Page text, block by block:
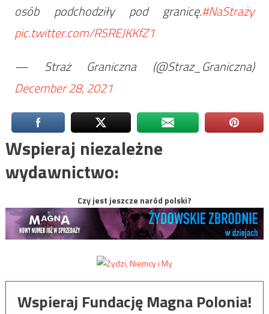
osób podchodziły pod granicę.#NaStraży
pic.twitter.com/RSREJKKfZ1
— Straż Graniczna (@Straz_Graniczna)
December 28, 2021
Wspieraj niezależne
wydawnictwo:
Czy jest jeszcze naród polski?
Wspieraj Fundację Magna Polonia!